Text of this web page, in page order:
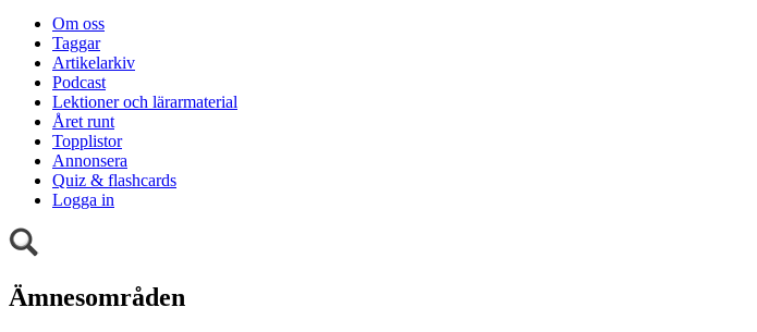
Om oss
Taggar
Artikelarkiv
Podcast
Lektioner och lärarmaterial
Året runt
Topplistor
Annonsera
Quiz & flashcards
Logga in
Ämnesområden